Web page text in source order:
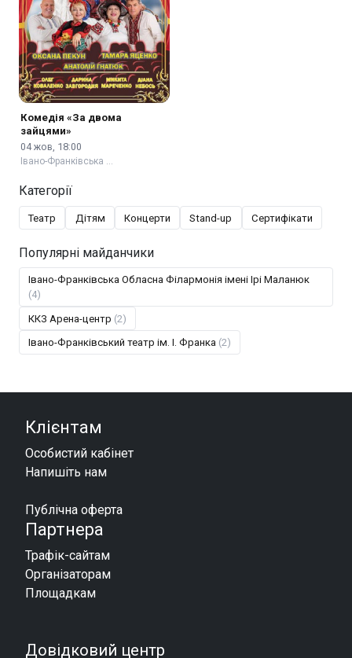
Комедія «За двома
зайцями»
04 жов, 18:00
Івано-Франківська …
Категорії
Театр Дітям Концерти Stand-up Сертифікати
Популярні майданчики
Івано-Франківська Обласна Філармонія імені Ірі Маланюк
(4)
ККЗ Арена-центр (2)
Івано-Франківський театр ім. І. Франка (2)
Клієнтам
Особистий кабінет
Напишіть нам
Публічна оферта
Партнера
Трафік-сайтам
Організаторам
Площадкам
Довідковий центр